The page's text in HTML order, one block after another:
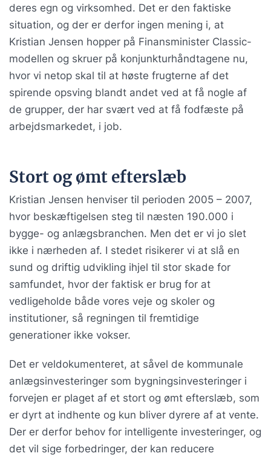
deres egn og virksomhed. Det er den faktiske
situation, og der er derfor ingen mening i, at
Kristian Jensen hopper på Finansminister Classic-
modellen og skruer på konjunkturhåndtagene nu,
hvor vi netop skal til at høste frugterne af det
spirende opsving blandt andet ved at få nogle af
de grupper, der har svært ved at få fodfæste på
arbejdsmarkedet, i job.
Stort og ømt efterslæb
Kristian Jensen henviser til perioden 2005 – 2007,
hvor beskæftigelsen steg til næsten 190.000 i
bygge- og anlægsbranchen. Men det er vi jo slet
ikke i nærheden af. I stedet risikerer vi at slå en
sund og driftig udvikling ihjel til stor skade for
samfundet, hvor der faktisk er brug for at
vedligeholde både vores veje og skoler og
institutioner, så regningen til fremtidige
generationer ikke vokser.
Det er veldokumenteret, at såvel de kommunale
anlægsinvesteringer som bygningsinvesteringer i
forvejen er plaget af et stort og ømt efterslæb, som
er dyrt at indhente og kun bliver dyrere af at vente.
Der er derfor behov for intelligente investeringer, og
det vil sige forbedringer, der kan reducere